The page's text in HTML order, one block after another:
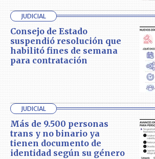
JUDICIAL
Consejo de Estado
suspendió resolución que
habilitó fines de semana
para contratación
JUDICIAL
Más de 9.500 personas
trans y no binario ya
tienen documento de
identidad según su género